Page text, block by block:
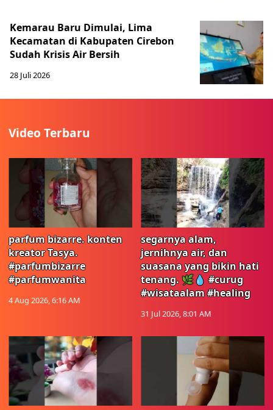
Kemarau Baru Dimulai, Lima
Kecamatan di Kabupaten Cirebon
Sudah Krisis Air Bersih
28 Juli 2026
Video Terbaru
parfum bizarre. konten
kreator Tasya.
#parfumbizarre
#parfumwanita
4 Aug 2026, 6:16 AM
segarnya alam,
jernihnya air, dan
suasana yang bikin hati
tenang. 🌿💧 #curug
#wisataalam #healing
31 Jul 2026, 8:01 AM